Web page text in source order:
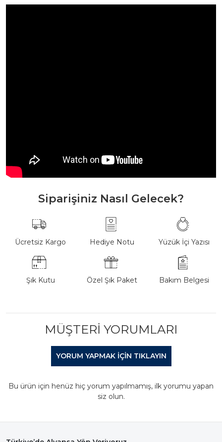
Siparişiniz Nasıl Gelecek?
Ücretsiz Kargo Hediye Notu Yüzük İçi Yazısı
Şık Kutu Özel Şık Paket Bakım Belgesi
MÜŞTERI YORUMLARI
YORUM YAPMAK IÇIN TIKLAYIN
Bu ürün için henüz hiç yorum yapılmamış, ilk yorumu yapan
siz olun.